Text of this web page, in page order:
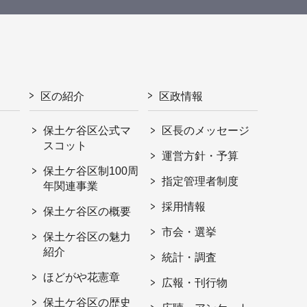
区の紹介
保土ケ谷区公式マ
スコット
保土ケ谷区制100周
年関連事業
保土ケ谷区の概要
保土ケ谷区の魅力
紹介
ほどがや花憲章
保土ケ谷区の歴史
区政情報
区長のメッセージ
運営方針・予算
指定管理者制度
採用情報
市会・選挙
統計・調査
広報・刊行物